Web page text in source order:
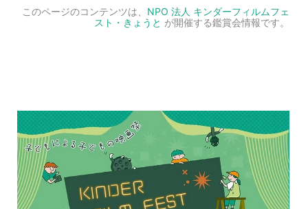
このページのコンテンツは、 NPO 法人 キンダーフィルムフェ
スト・きょうと が開催する鑑賞会情報です。